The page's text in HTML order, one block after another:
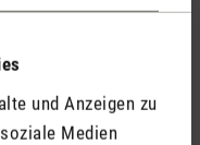
und Anzeigen zu
Medien